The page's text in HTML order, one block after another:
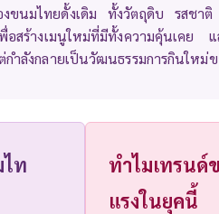
ขนมไทยดั้งเดิม ทั้งวัตถุดิบ รสชา
อสร้างเมนูใหม่ที่มีทั้งความคุ้นเคย
ำลังกลายเป็นวัฒนธรรมการกินใหม่
ท
ทำไมเทรน
แรงในยุคนี้